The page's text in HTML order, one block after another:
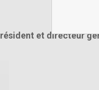
et directeur